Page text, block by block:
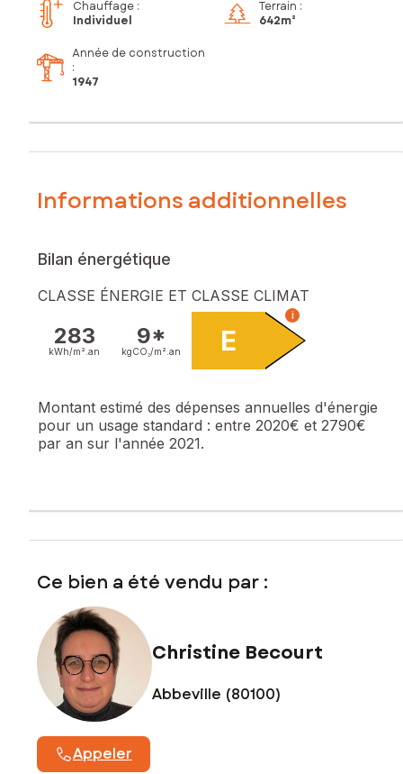
Chauffage :
Individuel
Terrain :
642m²
Année de construction
:
1947
Informations additionnelles
Bilan énergétique
CLASSE ÉNERGIE ET CLASSE CLIMAT
283
kWh/m². an
9*
kgCO₂/m². an E
i
Montant estimé des dépenses annuelles d'énergie
pour un usage standard : entre 2020€ et 2790€
par an sur l'année 2021.
Ce bien a été vendu par :
Christine Becourt
Abbeville (80100)
Appeler